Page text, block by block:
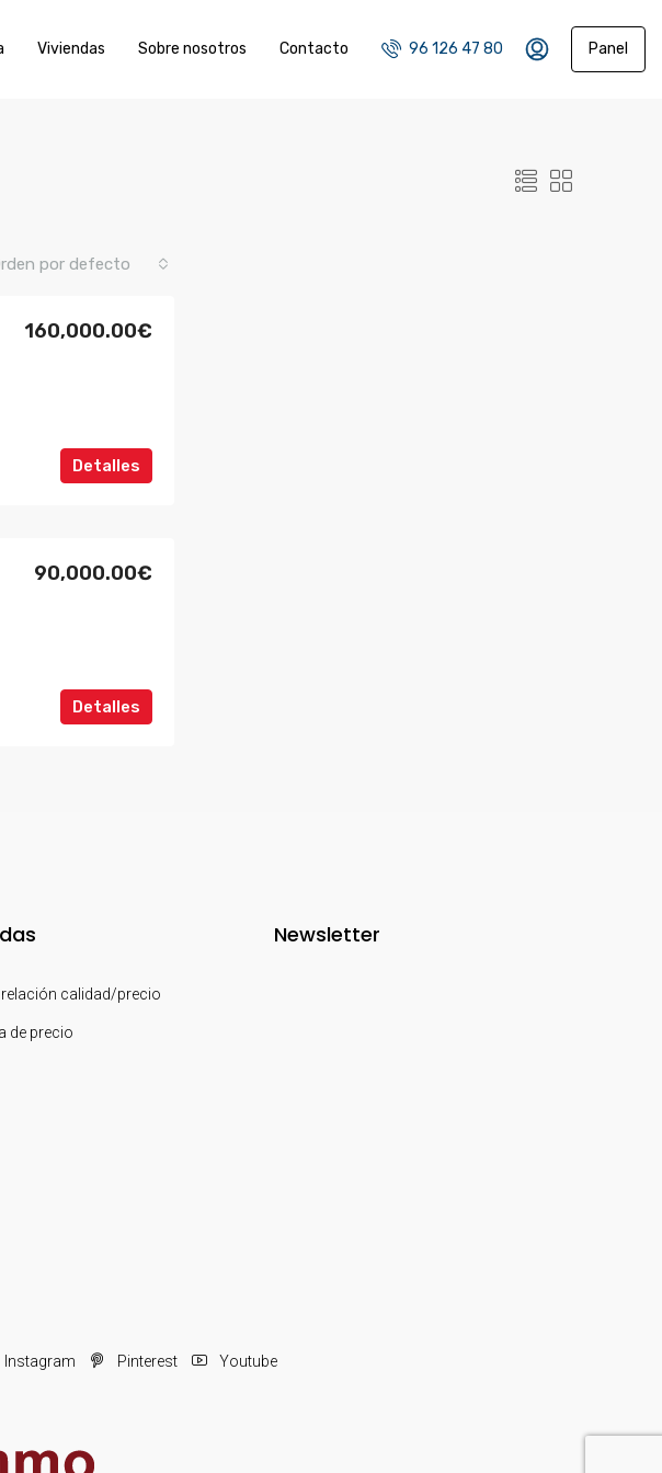
Viviendas Sobre nosotros Contacto 96 126 47 80 Panel
por defecto
160,000.00€
Detalles
90,000.00€
Detalles
calidad/precio
de precio
Newsletter
Instagram Pinterest Youtube